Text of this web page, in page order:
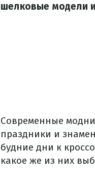
шелковые модели
Современные
праздники и
будние дни к
какое же из них